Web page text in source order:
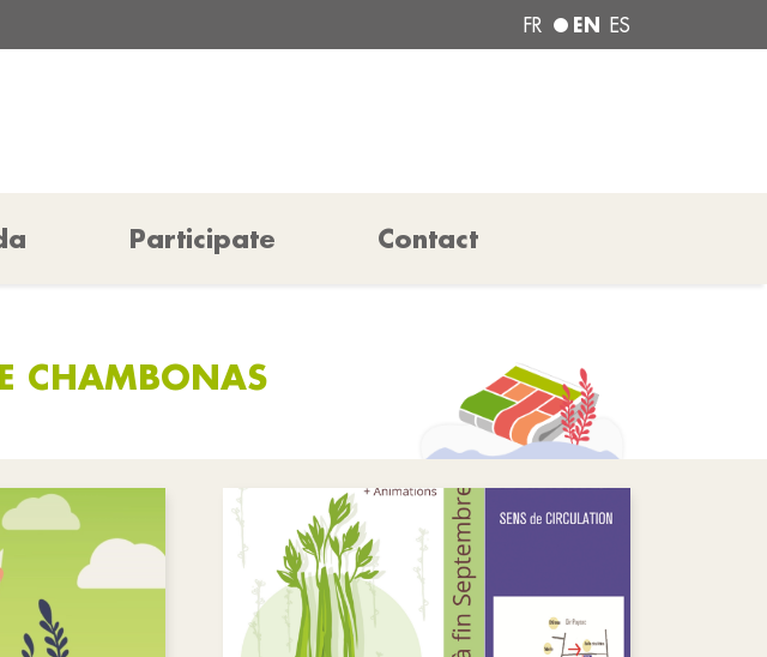
FR EN ES
Participate Contact
CHAMBONAS